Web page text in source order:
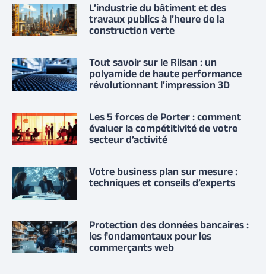
L’industrie du bâtiment et des
travaux publics à l’heure de la
construction verte
Tout savoir sur le Rilsan : un
polyamide de haute performance
révolutionnant l’impression 3D
Les 5 forces de Porter : comment
évaluer la compétitivité de votre
secteur d’activité
Votre business plan sur mesure :
techniques et conseils d’experts
Protection des données bancaires :
les fondamentaux pour les
commerçants web